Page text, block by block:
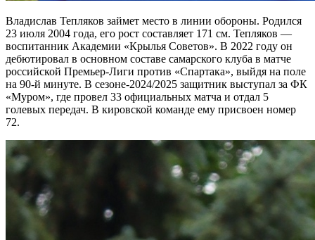
Владислав Тепляков займет место в линии обороны. Родился
23 июля 2004 года, его рост составляет 171 см. Тепляков —
воспитанник Академии «Крылья Советов». В 2022 году он
дебютировал в основном составе самарского клуба в матче
российской Премьер-Лиги против «Спартака», выйдя на поле
на 90-й минуте. В сезоне-2024/2025 защитник выступал за ФК
«Муром», где провел 33 официальных матча и отдал 5
голевых передач. В кировской команде ему присвоен номер
72.